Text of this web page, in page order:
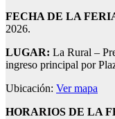
FECHA DE LA
2026.
LUGAR: La Rural –
ingreso principal por
Ubicación: Ver mapa
HORARIOS DE LA